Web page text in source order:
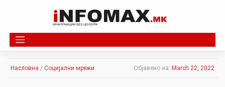
Насловна / Социјални мрежи Објавено на: March 22, 2022